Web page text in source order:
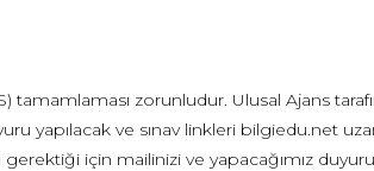
tamamlaması zorunludur. Ulusal Ajans
yapılacak ve sınav linkleri bilgiedu.net
için mailinizi ve yapacağımız